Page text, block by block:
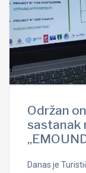
Održan
sastanak
Danas je